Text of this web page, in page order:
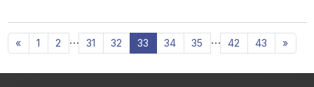
« 1 2 … 31 32 33 34 35 … 42 43 »